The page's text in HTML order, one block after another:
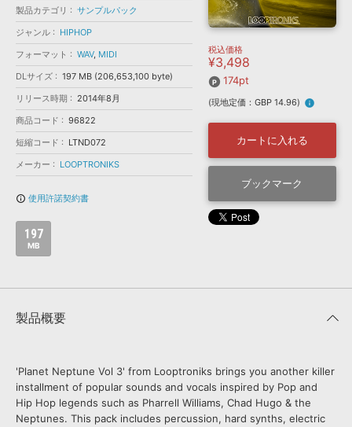
サンプルパック »
ソフトウェア／ツール »
DAW »
効果音 »
BGM »
特集 »
ニュースレター »
SONICWIREブログ »
製品サポート情報 »
DTMガイド »
FAQ »
お問い合わせ »
音楽カード
楽曲配信流通 サービス
無償のサウンド管理ソフト
SLS ライセンス提供
ソフト音源 プラグイン・エフェクト
ソフトウェア／ツール 効果音
メーカー
フォーマット
ランキング
製品カテゴリ
サンプルパック
ジャンル
HIPHOP
フォーマット
WAV, MIDI
DLサイズ
197 MB (206,653,100 byte)
リリース時期
2014年8月
商品コード
96822
短縮コード
LTND072
メーカー
LOOPTRONIKS
info_outline 使用許諾契約書
197
MB
税込価格
¥3,498
174pt
(現地定価：GBP 14.96) info
カートに入れる
ブックマーク
製品概要
'Planet Neptune Vol 3' from Looptroniks brings you another killer
installment of popular sounds and vocals inspired by Pop and
Hip Hop legends such as Pharrell Williams, Chad Hugo & the
Neptunes. This pack includes percussion, hard synths, electric